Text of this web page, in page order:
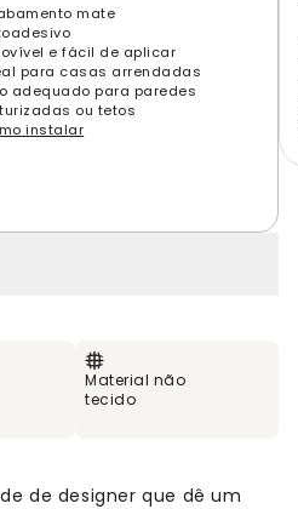
mate
e fácil de aplicar
para casas arrendadas
adequado para paredes
ou tetos
instalar
Material não
tecido
de designer que dê um